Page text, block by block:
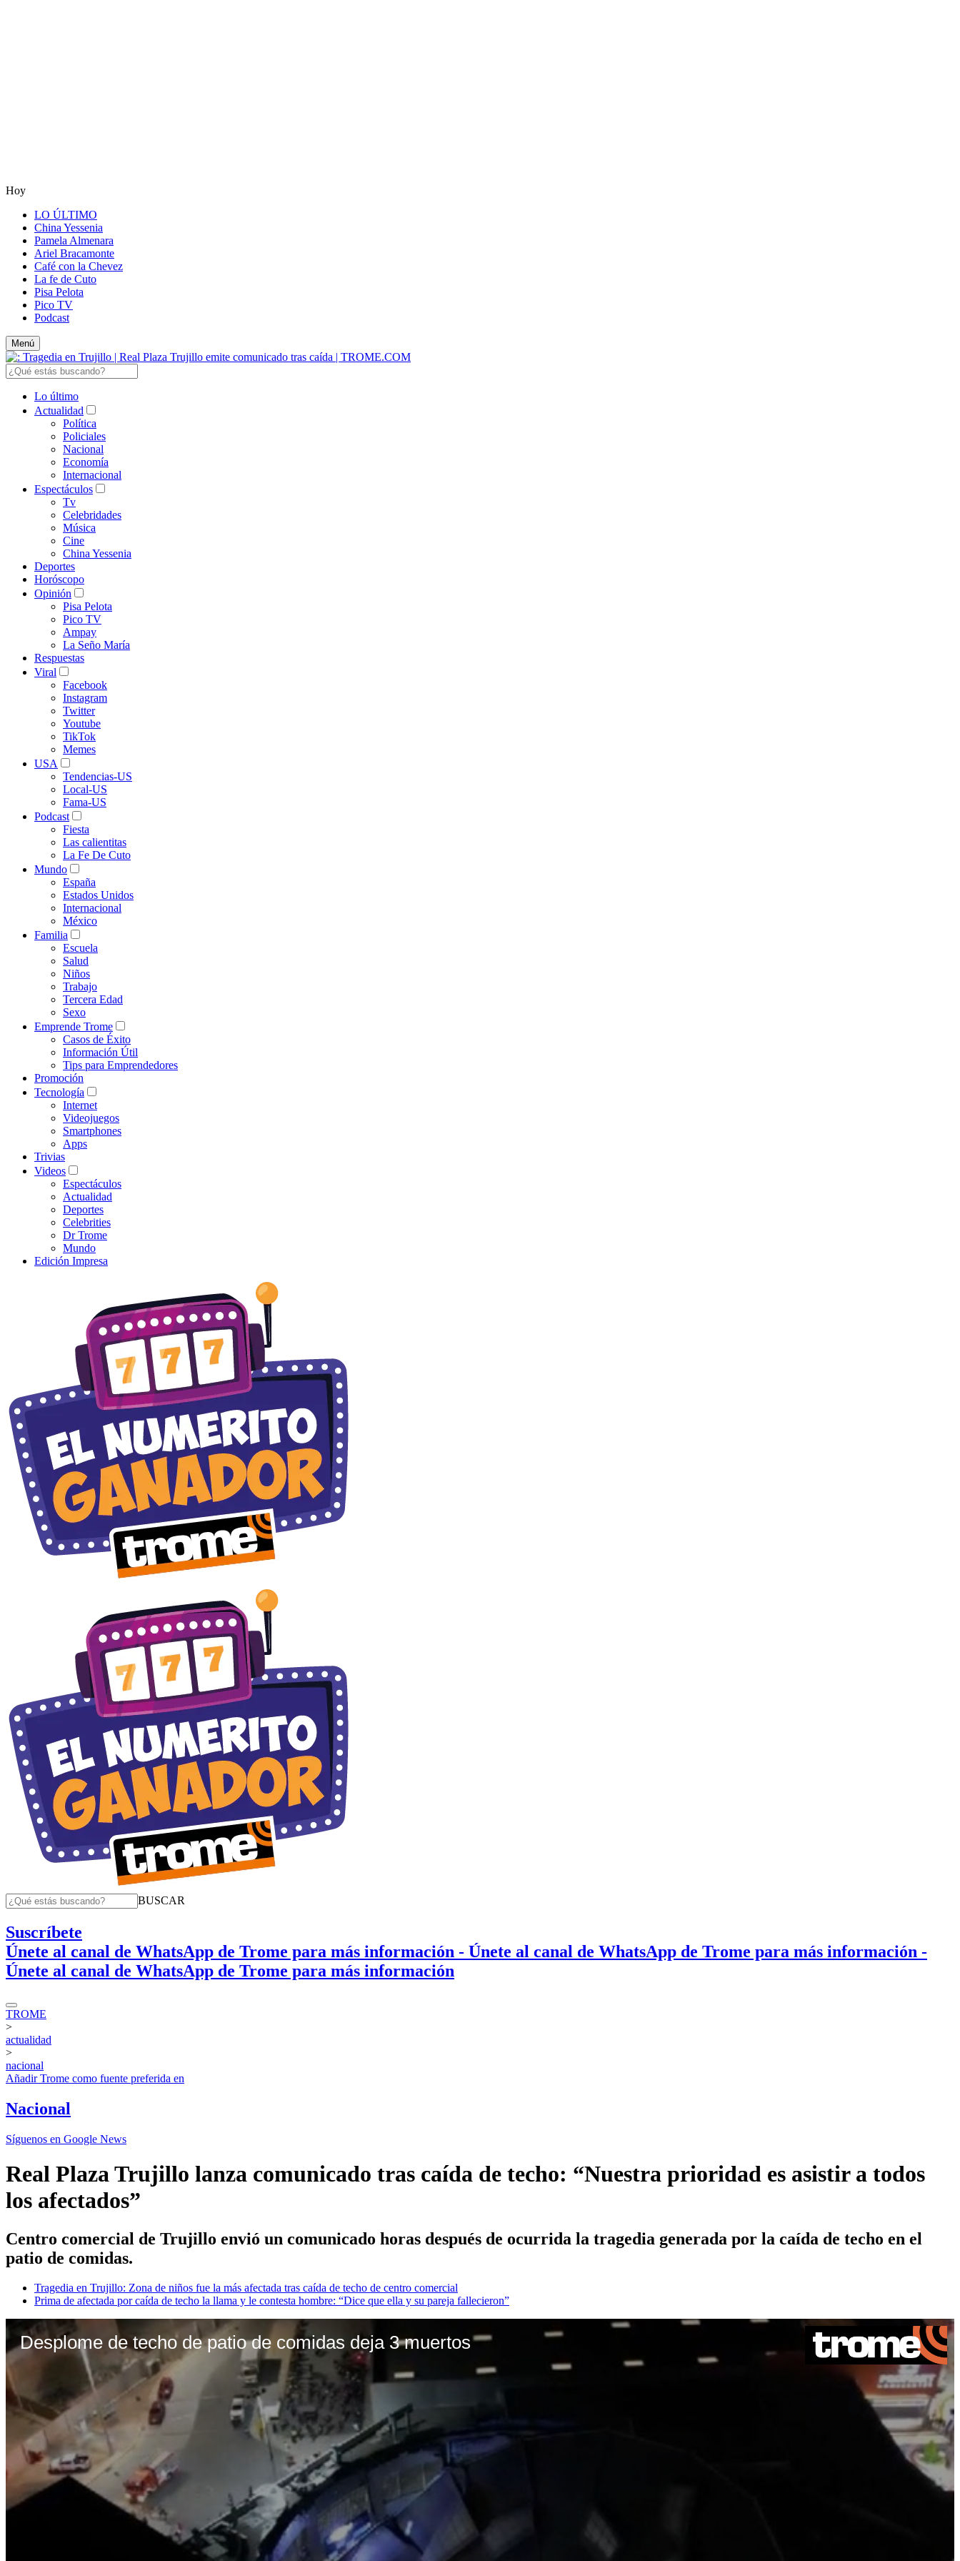
Hoy
LO ÚLTIMO
China Yessenia
Pamela Almenara
Ariel Bracamonte
Café con la Chevez
La fe de Cuto
Pisa Pelota
Pico TV
Podcast
Menú
Lo último
Actualidad
Política
Policiales
Nacional
Economía
Internacional
Espectáculos
Tv
Celebridades
Música
Cine
China Yessenia
Deportes
Horóscopo
Opinión
Pisa Pelota
Pico TV
Ampay
La Seño María
Respuestas
Viral
Facebook
Instagram
Twitter
Youtube
TikTok
Memes
USA
Tendencias-US
Local-US
Fama-US
Podcast
Fiesta
Las calientitas
La Fe De Cuto
Mundo
España
Estados Unidos
Internacional
México
Familia
Escuela
Salud
Niños
Trabajo
Tercera Edad
Sexo
Emprende Trome
Casos de Éxito
Información Útil
Tips para Emprendedores
Promoción
Tecnología
Internet
Videojuegos
Smartphones
Apps
Trivias
Videos
Espectáculos
Actualidad
Deportes
Celebrities
Dr Trome
Mundo
Edición Impresa
BUSCAR
Suscríbete
Únete al canal de WhatsApp de Trome para más información - Únete al canal de WhatsApp de Trome para más información -
Únete al canal de WhatsApp de Trome para más información
TROME
>
actualidad
>
nacional
AñadirTrome como fuente preferida en
Nacional
Síguenos en Google News
Real Plaza Trujillo lanza comunicado tras caída de techo: “Nuestra prioridad es asistir a todos
los afectados”
Centro comercial de Trujillo envió un comunicado horas después de ocurrida la tragedia generada por la caída de techo en el
patio de comidas.
Tragedia en Trujillo: Zona de niños fue la más afectada tras caída de techo de centro comercial
Prima de afectada por caída de techo la llama y le contesta hombre: “Dice que ella y su pareja fallecieron”
Desplome de techo de patio de comidas deja 3 muertos